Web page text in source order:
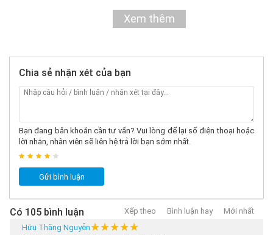
Xem thêm
Chia sẻ nhận xét của bạn
Bạn đang băn khoăn cần tư vấn? Vui lòng để lại số điện thoại hoặc
lời nhắn, nhân viên sẽ liên hệ trả lời bạn sớm nhất.
Gửi bình luận
Có 105 bình luận Xếp theo Bình luận hay
Mới nhất
Hữu Thăng Nguyễn★★★★★
★★★★★